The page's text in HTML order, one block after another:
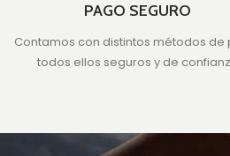
PAGO SEGURO
Contamos con distintos métodos de
todos ellos seguros y de